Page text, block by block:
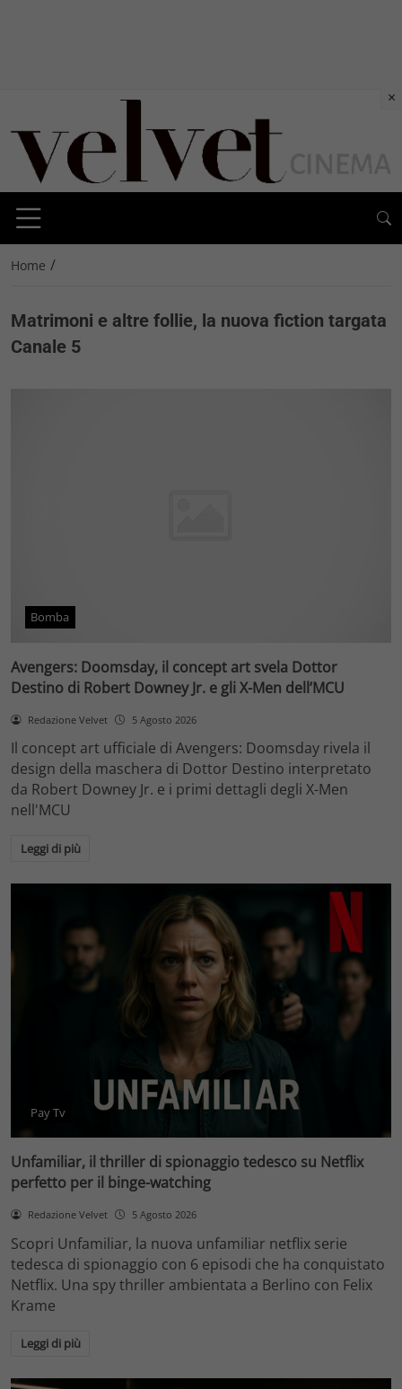
Home /
Matrimoni e altre follie, la nuova fiction targata
Canale 5
Bomba
Avengers: Doomsday, il concept art svela Dottor
Destino di Robert Downey Jr. e gli X-Men dell’MCU
Redazione Velvet 5 Agosto 2026
Il concept art ufficiale di Avengers: Doomsday rivela il
design della maschera di Dottor Destino interpretato
da Robert Downey Jr. e i primi dettagli degli X-Men
nell'MCU
Leggi di più
Pay Tv
Unfamiliar, il thriller di spionaggio tedesco su Netflix
perfetto per il binge-watching
Redazione Velvet 5 Agosto 2026
Scopri Unfamiliar, la nuova unfamiliar netflix serie
tedesca di spionaggio con 6 episodi che ha conquistato
Netflix. Una spy thriller ambientata a Berlino con Felix
Krame
Leggi di più
×